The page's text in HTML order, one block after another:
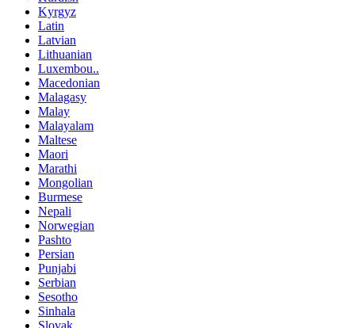
Kyrgyz
Latin
Latvian
Lithuanian
Luxembou..
Macedonian
Malagasy
Malay
Malayalam
Maltese
Maori
Marathi
Mongolian
Burmese
Nepali
Norwegian
Pashto
Persian
Punjabi
Serbian
Sesotho
Sinhala
Slovak